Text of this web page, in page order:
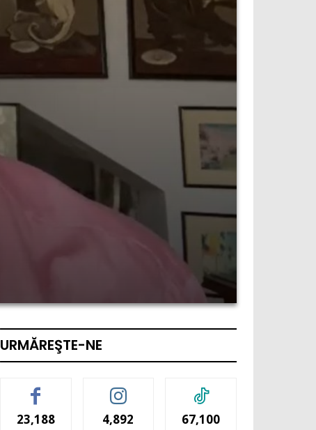
URMĂREŞTE-NE
23,188 4,892 67,100